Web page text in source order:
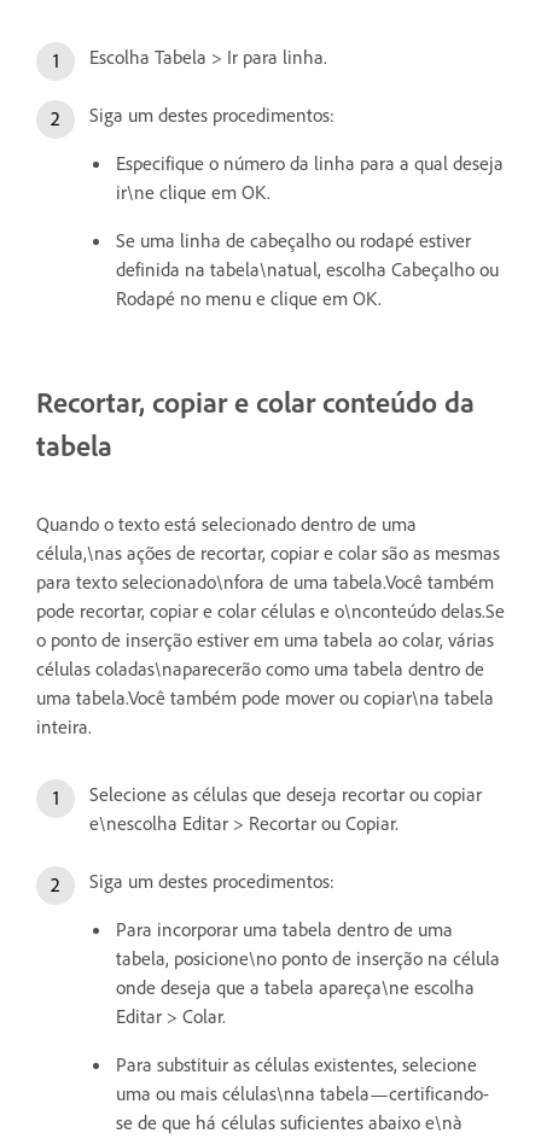
Escolha Tabela > Ir para linha.
Siga um destes procedimentos:
Especifique o número da linha para a qual deseja
ir\ne clique em OK.
Se uma linha de cabeçalho ou rodapé estiver
definida na tabela\natual, escolha Cabeçalho ou
Rodapé no menu e clique em OK.
Recortar, copiar e colar conteúdo da
tabela
Quando o texto está selecionado dentro de uma
célula,\nas ações de recortar, copiar e colar são as mesmas
para texto selecionado\nfora de uma tabela.Você também
pode recortar, copiar e colar células e o\nconteúdo delas.Se
o ponto de inserção estiver em uma tabela ao colar, várias
células coladas\naparecerão como uma tabela dentro de
uma tabela.Você também pode mover ou copiar\na tabela
inteira.
Selecione as células que deseja recortar ou copiar
e\nescolha Editar > Recortar ou Copiar.
Siga um destes procedimentos:
Para incorporar uma tabela dentro de uma
tabela, posicione\no ponto de inserção na célula
onde deseja que a tabela apareça\ne escolha
Editar > Colar.
Para substituir as células existentes, selecione
uma ou mais células\nna tabela—certificando-
se de que há células suficientes abaixo e\nà